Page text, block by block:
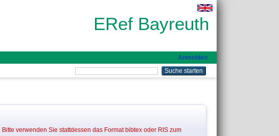
ERef Bayreuth
Anmelden
verwenden Sie stattdessen das Format bibtex oder RIS zum